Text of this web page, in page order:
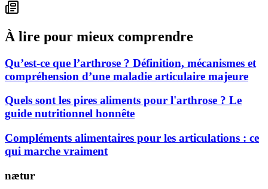
À lire pour mieux comprendre
Qu’est-ce que l’arthrose ? Définition, mécanismes et
compréhension d’une maladie articulaire majeure
Quels sont les pires aliments pour l'arthrose ? Le
guide nutritionnel honnête
Compléments alimentaires pour les articulations : ce
qui marche vraiment
nætur